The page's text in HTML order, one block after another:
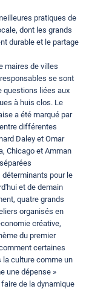
pratiques de
dont les grands
durable et le partage
maires de villes
se sont
questions liées aux
à huis clos. Le
a été marqué par
différentes
Daley et Omar
Chicago et Amman
déterminants pour le
et de demain
quatre grands
organisés en
créative,
du premier
certaines
culture comme un
une dépense »
de la dynamique